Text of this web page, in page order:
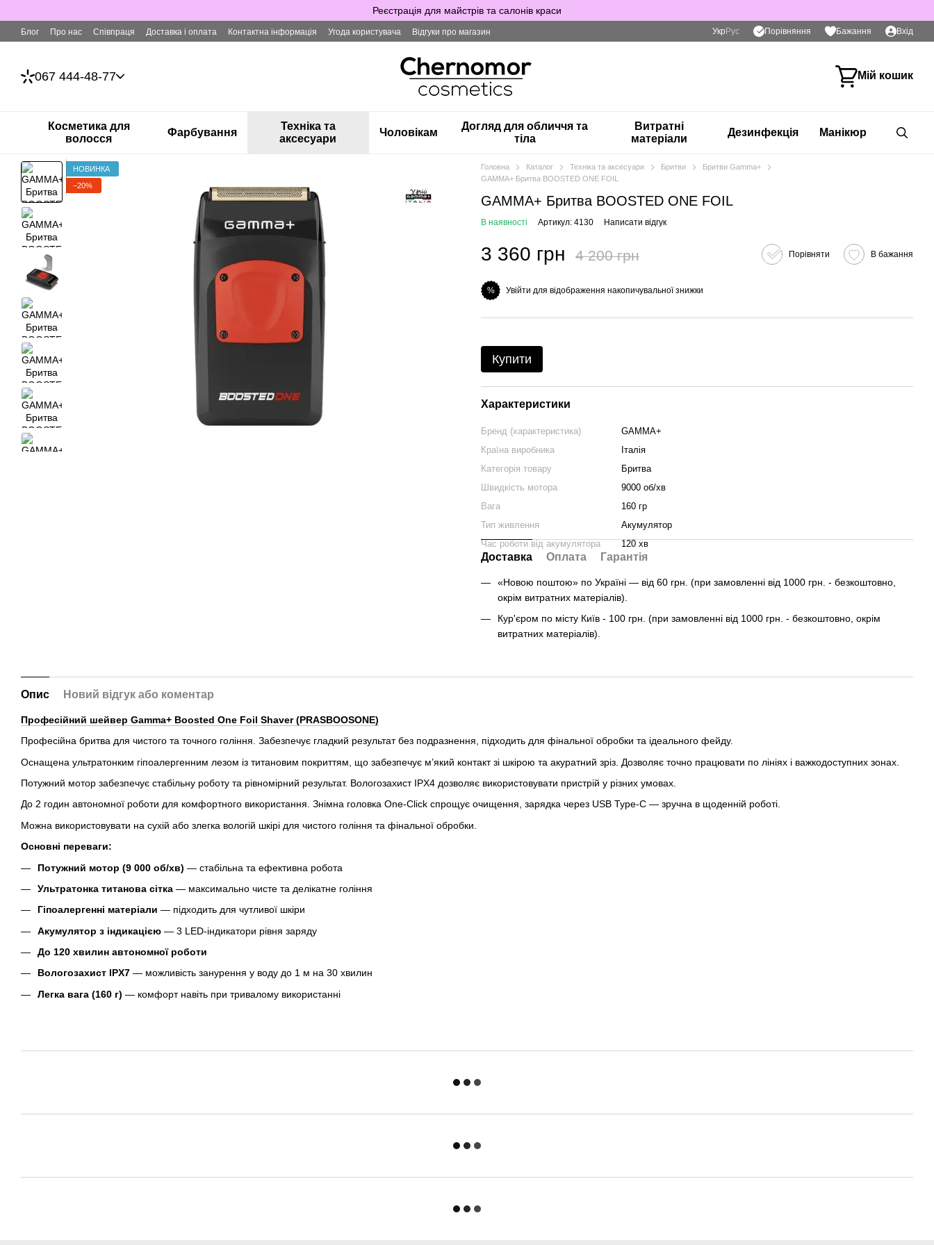
Реєстрація для майстрів та салонів краси
Блог Про нас Співпраця Доставка і оплата Контактна інформація Угода користувача Відгуки про магазин Укр Рус Порівняння Бажання Вхід
067 444-48-77 Мій кошик
Косметика для
волосся
Фарбування
Техніка та
аксесуари
Чоловікам
Догляд для обличчя та
тіла
Витратні
матеріали
Дезинфекція Манікюр
НОВИНКА
−20%
Головна Каталог Техніка та аксесуари Бритви
Бритви Gamma+
GAMMA+ Бритва BOOSTED ONE FOIL
GAMMA+ Бритва BOOSTED ONE FOIL
В наявності Артикул: 4130 Написати відгук
3 360 грн 4 200 грн Порівняти В бажання
% Увійти для відображення накопичувальної знижки
Купити
Характеристики
Бренд (характеристика)
GAMMA+
Країна виробника
Італія
Категорія товару
Бритва
Швидкість мотора
9000 об/хв
Вага
160 гр
Тип живлення
Акумулятор
Час роботи від акумулятора
120 хв
Доставка Оплата Гарантія
«Новою поштою» по Україні — від 60 грн. (при замовленні від 1000 грн. - безкоштовно,
окрім витратних матеріалів).
Кур'єром по місту Київ - 100 грн. (при замовленні від 1000 грн. - безкоштовно, окрім
витратних матеріалів).
Опис Новий відгук або коментар
Професійний шейвер Gamma+ Boosted One Foil Shaver (PRASBOOSONE)
Професійна бритва для чистого та точного гоління. Забезпечує гладкий результат без подразнення, підходить для фінальної обробки та ідеального фейду.
Оснащена ультратонким гіпоалергенним лезом із титановим покриттям, що забезпечує м’який контакт зі шкірою та акуратний зріз. Дозволяє точно працювати по лініях і важкодоступних зонах.
Потужний мотор забезпечує стабільну роботу та рівномірний результат. Вологозахист IPX4 дозволяє використовувати пристрій у різних умовах.
До 2 годин автономної роботи для комфортного використання. Знімна головка One-Click спрощує очищення, зарядка через USB Type-C — зручна в щоденній роботі.
Можна використовувати на сухій або злегка вологій шкірі для чистого гоління та фінальної обробки.
Основні переваги:
Потужний мотор (9 000 об/хв) — стабільна та ефективна робота
Ультратонка титанова сітка — максимально чисте та делікатне гоління
Гіпоалергенні матеріали — підходить для чутливої шкіри
Акумулятор з індикацією — 3 LED-індикатори рівня заряду
До 120 хвилин автономної роботи
Вологозахист IPX7 — можливість занурення у воду до 1 м на 30 хвилин
Легка вага (160 г) — комфорт навіть при тривалому використанні